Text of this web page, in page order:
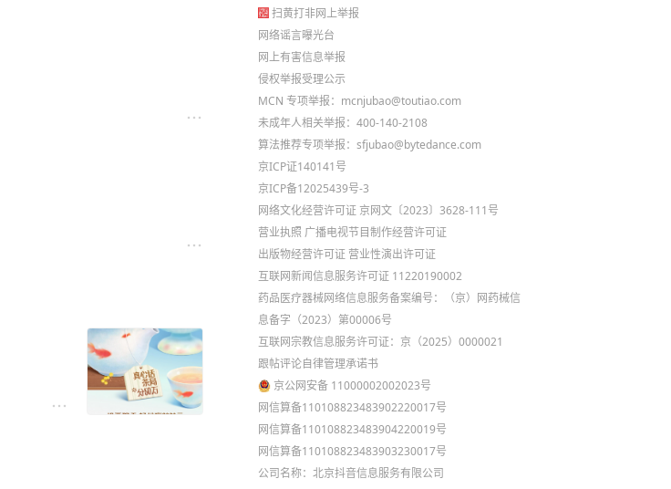
扫黄打非网上举报
网络谣言曝光台
网上有害信息举报
侵权举报受理公示
MCN 专项举报：mcnjubao@toutiao.com
未成年人相关举报：400-140-2108
算法推荐专项举报：sfjubao@bytedance.com
京ICP证140141号
京ICP备12025439号-3
网络文化经营许可证 京网文〔2023〕3628-111号
营业执照 广播电视节目制作经营许可证
出版物经营许可证 营业性演出许可证
互联网新闻信息服务许可证 11220190002
药品医疗器械网络信息服务备案编号：（京）网药械信
息备字（2023）第00006号
互联网宗教信息服务许可证：京（2025）0000021
跟帖评论自律管理承诺书
京公网安备 11000002002023号
网信算备110108823483902220017号
网信算备110108823483904220019号
网信算备110108823483903230017号
公司名称：北京抖音信息服务有限公司